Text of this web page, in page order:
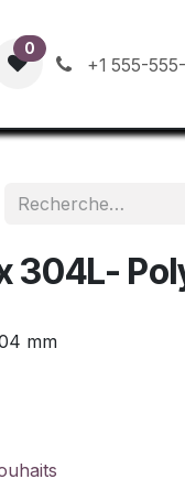
Contactez-
0
+1 555-
304L-
mm